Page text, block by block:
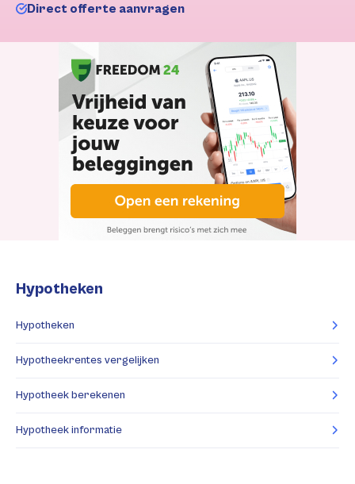
Direct offerte aanvragen
Hypotheken
Hypotheken
Hypotheekrentes vergelijken
Hypotheek berekenen
Hypotheek informatie